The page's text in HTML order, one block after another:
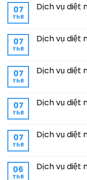
07
Th8
Dịch vụ diệt
07
Th8
Dịch vụ diệt
07
Th8
Dịch vụ diệt
07
Th8
Dịch vụ diệt
07
Th8
Dịch vụ diệt
06
Th8
Dịch vụ diệt